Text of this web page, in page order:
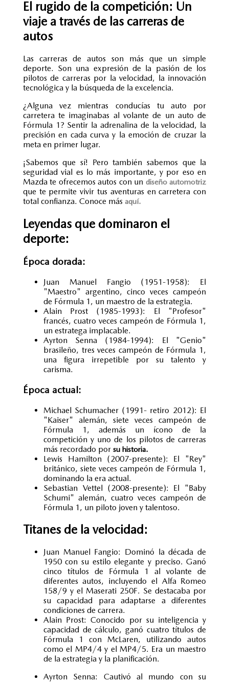
El rugido de la competición: Un
viaje a través de las carreras de
autos
Las carreras de autos son más que un simple
deporte. Son una expresión de la pasión de los
pilotos de carreras por la velocidad, la innovación
tecnológica y la búsqueda de la excelencia.
¿Alguna vez mientras conducías tu auto por
carretera te imaginabas al volante de un auto de
Fórmula 1? Sentir la adrenalina de la velocidad, la
precisión en cada curva y la emoción de cruzar la
meta en primer lugar.
¡Sabemos que sí! Pero también sabemos que la
seguridad vial es lo más importante, y por eso en
Mazda te ofrecemos autos con un diseño automotriz
que te permite vivir tus aventuras en carretera con
total confianza. Conoce más aquí.
Leyendas que dominaron el
deporte:
Época dorada:
Juan Manuel Fangio (1951-1958): El
"Maestro" argentino, cinco veces campeón
de Fórmula 1, un maestro de la estrategia.
Alain Prost (1985-1993): El "Profesor"
francés, cuatro veces campeón de Fórmula 1,
un estratega implacable.
Ayrton Senna (1984-1994): El "Genio"
brasileño, tres veces campeón de Fórmula 1,
una figura irrepetible por su talento y
carisma.
Época actual:
Michael Schumacher (1991- retiro 2012): El
"Kaiser" alemán, siete veces campeón de
Fórmula 1, además un ícono de la
competición y uno de los pilotos de carreras
más recordado por su historia.
Lewis Hamilton (2007-presente): El "Rey"
británico, siete veces campeón de Fórmula 1,
dominando la era actual.
Sebastian Vettel (2008-presente): El "Baby
Schumi" alemán, cuatro veces campeón de
Fórmula 1, un piloto joven y talentoso.
Titanes de la velocidad:
Juan Manuel Fangio: Dominó la década de
1950 con su estilo elegante y preciso. Ganó
cinco títulos de Fórmula 1 al volante de
diferentes autos, incluyendo el Alfa Romeo
158/9 y el Maserati 250F. Se destacaba por
su capacidad para adaptarse a diferentes
condiciones de carrera.
Alain Prost: Conocido por su inteligencia y
capacidad de cálculo, ganó cuatro títulos de
Fórmula 1 con McLaren, utilizando autos
como el MP4/4 y el MP4/5. Era un maestro
de la estrategia y la planificación.
Ayrton Senna: Cautivó al mundo con su